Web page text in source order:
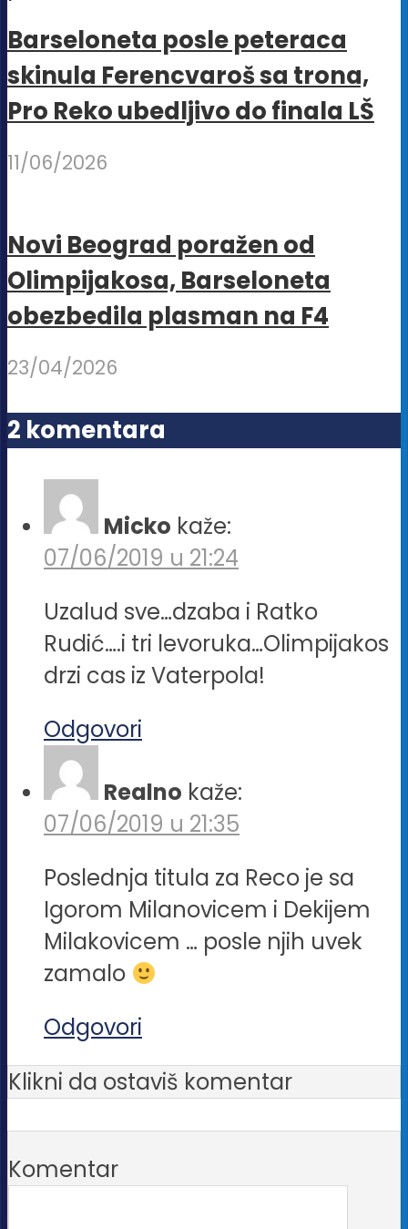
Barseloneta posle peteraca
skinula Ferencvaroš sa trona,
Pro Reko ubedljivo do finala LŠ
11/06/2026
Novi Beograd poražen od
Olimpijakosa, Barseloneta
obezbedila plasman na F4
23/04/2026
2 komentara
Micko kaže:
07/06/2019 u 21:24
Uzalud sve…dzaba i Ratko
Rudić….i tri levoruka…Olimpijakos
drzi cas iz Vaterpola!
Odgovori
Realno kaže:
07/06/2019 u 21:35
Poslednja titula za Reco je sa
Igorom Milanovicem i Dekijem
Milakovicem … posle njih uvek
zamalo
Odgovori
Klikni da ostaviš komentar
Komentar